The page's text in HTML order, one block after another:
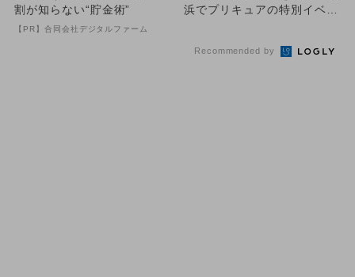
割が知らない“貯金術”
【PR】合同会社デジタルファーム
浜でプリキュアの特別イベン
Recommended by